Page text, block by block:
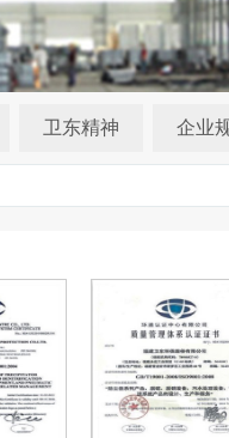
卫东精神 企业